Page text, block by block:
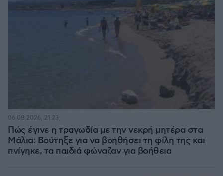
Πώς έγινε η τραγωδία με την νεκρή μητέρα στα
Μάλια: Βούτηξε για να βοηθήσει τη φίλη της και
πνίγηκε, τα παιδιά φώναζαν για βοήθεια
06.08.2026, 21:23